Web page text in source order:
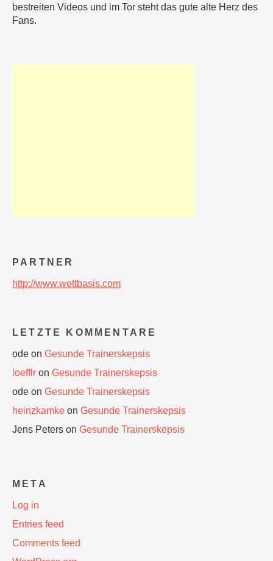
bestreiten Videos und im Tor steht das gute alte Herz des
Fans.
PARTNER
http://www.wettbasis.com
LETZTE KOMMENTARE
ode on Gesunde Trainerskepsis
loefflr on Gesunde Trainerskepsis
ode on Gesunde Trainerskepsis
heinzkamke on Gesunde Trainerskepsis
Jens Peters on Gesunde Trainerskepsis
META
Log in
Entries feed
Comments feed